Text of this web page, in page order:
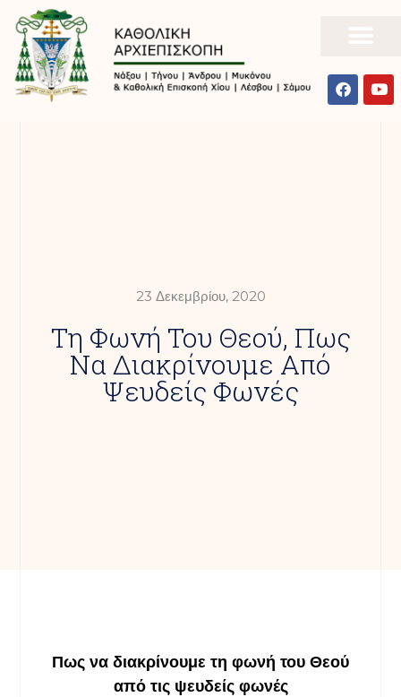
23 Δεκεμβρίου, 2020
Τη Φωνή Του Θεού, Πως
Να Διακρίνουμε Από
Ψευδείς Φωνές
Πως να διακρίνουμε τη φωνή του Θεού
από τις ψευδείς φωνές